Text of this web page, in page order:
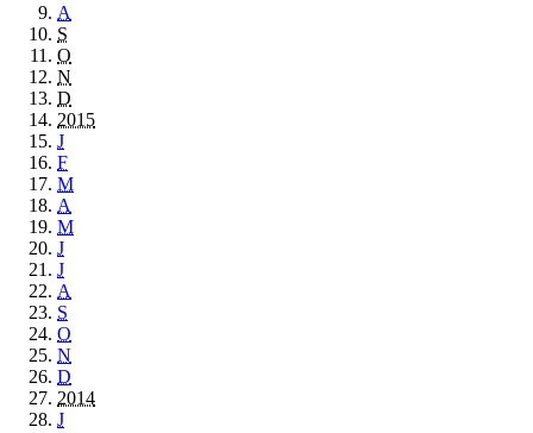
A
S
O
N
D
2015
J
F
M
A
M
J
J
A
S
O
N
D
2014
J